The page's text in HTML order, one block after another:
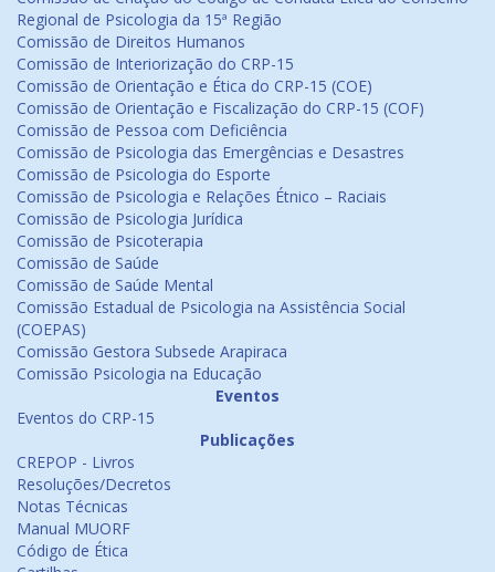
Regional de Psicologia da 15ª Região
Comissão de Direitos Humanos
Comissão de Interiorização do CRP-15
Comissão de Orientação e Ética do CRP-15 (COE)
Comissão de Orientação e Fiscalização do CRP-15 (COF)
Comissão de Pessoa com Deficiência
Comissão de Psicologia das Emergências e Desastres
Comissão de Psicologia do Esporte
Comissão de Psicologia e Relações Étnico – Raciais
Comissão de Psicologia Jurídica
Comissão de Psicoterapia
Comissão de Saúde
Comissão de Saúde Mental
Comissão Estadual de Psicologia na Assistência Social
(COEPAS)
Comissão Gestora Subsede Arapiraca
Comissão Psicologia na Educação
Eventos
Eventos do CRP-15
Publicações
CREPOP - Livros
Resoluções/Decretos
Notas Técnicas
Manual MUORF
Código de Ética